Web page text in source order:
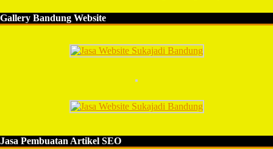
Gallery Bandung Website
Jasa Pembuatan Artikel SEO